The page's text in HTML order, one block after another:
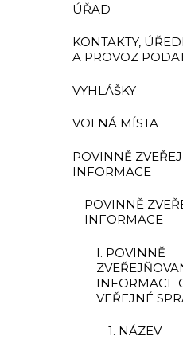
ÚŘAD
KONTAKTY,
A PROVOZ
VYHLÁŠKY
VOLNÁ MÍSTA
POVINNĚ
INFORMACE
POVINNĚ
INFORMACE
I. POVINNĚ
INFORMACE
VEŘEJNÉ
1. NÁZEV